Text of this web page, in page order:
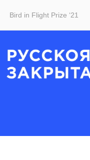
Bird in Flight Prize ‘21